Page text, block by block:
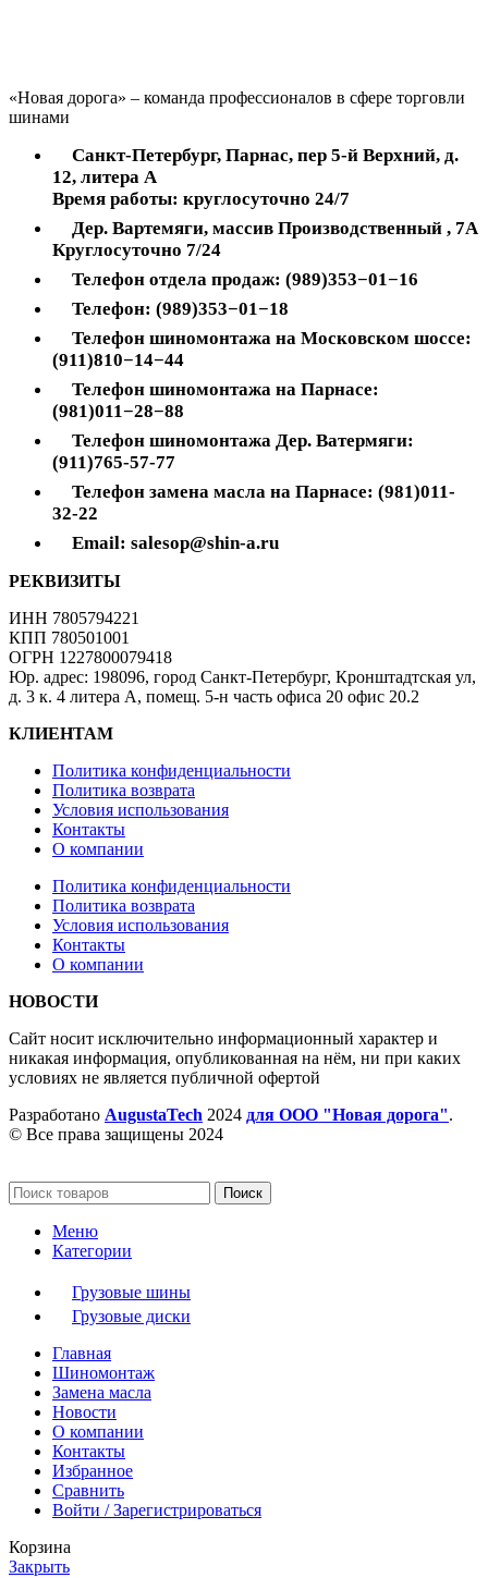
«Новая дорога» – команда профессионалов в сфере торговли
шинами
Санкт-Петербург, Парнас, пер 5-й Верхний, д.
12, литера А
Время работы: круглосуточно 24/7
Дер. Вартемяги, массив Производственный , 7А
Круглосуточно 7/24
Телефон отдела продаж: (989)353−01−16
Телефон: (989)353−01−18
Телефон шиномонтажа на Московском шоссе:
(911)810−14−44
Телефон шиномонтажа на Парнасе:
(981)011−28−88
Телефон шиномонтажа Дер. Ватермяги:
(911)765-57-77
Телефон замена масла на Парнасе: (981)011-
32-22
Email: salesop@shin-a.ru
РЕКВИЗИТЫ
ИНН 7805794221
КПП 780501001
ОГРН 1227800079418
Юр. адрес: 198096, город Санкт-Петербург, Кронштадтская ул,
д. 3 к. 4 литера А, помещ. 5-н часть офиса 20 офис 20.2
КЛИЕНТАМ
Политика конфиденциальности
Политика возврата
Условия использования
Контакты
О компании
Политика конфиденциальности
Политика возврата
Условия использования
Контакты
О компании
НОВОСТИ
Сайт носит исключительно информационный характер и
никакая информация, опубликованная на нём, ни при каких
условиях не является публичной офертой
Разработано AugustaTech 2024 для ООО "Новая дорога".
© Все права защищены 2024
Поиск
Меню
Категории
Грузовые шины
Грузовые диски
Главная
Шиномонтаж
Замена масла
Новости
О компании
Контакты
Избранное
Сравнить
Войти / Зарегистрироваться
Корзина
Закрыть